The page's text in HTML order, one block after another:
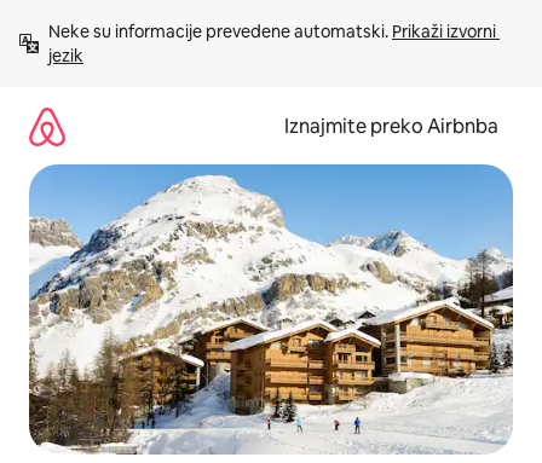
sadržaj
Neke su informacije prevedene automatski. Prikaži izvorni
jezik
Iznajmite preko Airbnba